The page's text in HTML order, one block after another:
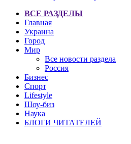
ВСЕ РАЗДЕЛЫ
Главная
Украина
Город
Мир
Все новости раздела
Россия
Бизнес
Спорт
Lifestyle
Шоу-биз
Наука
БЛОГИ ЧИТАТЕЛЕЙ